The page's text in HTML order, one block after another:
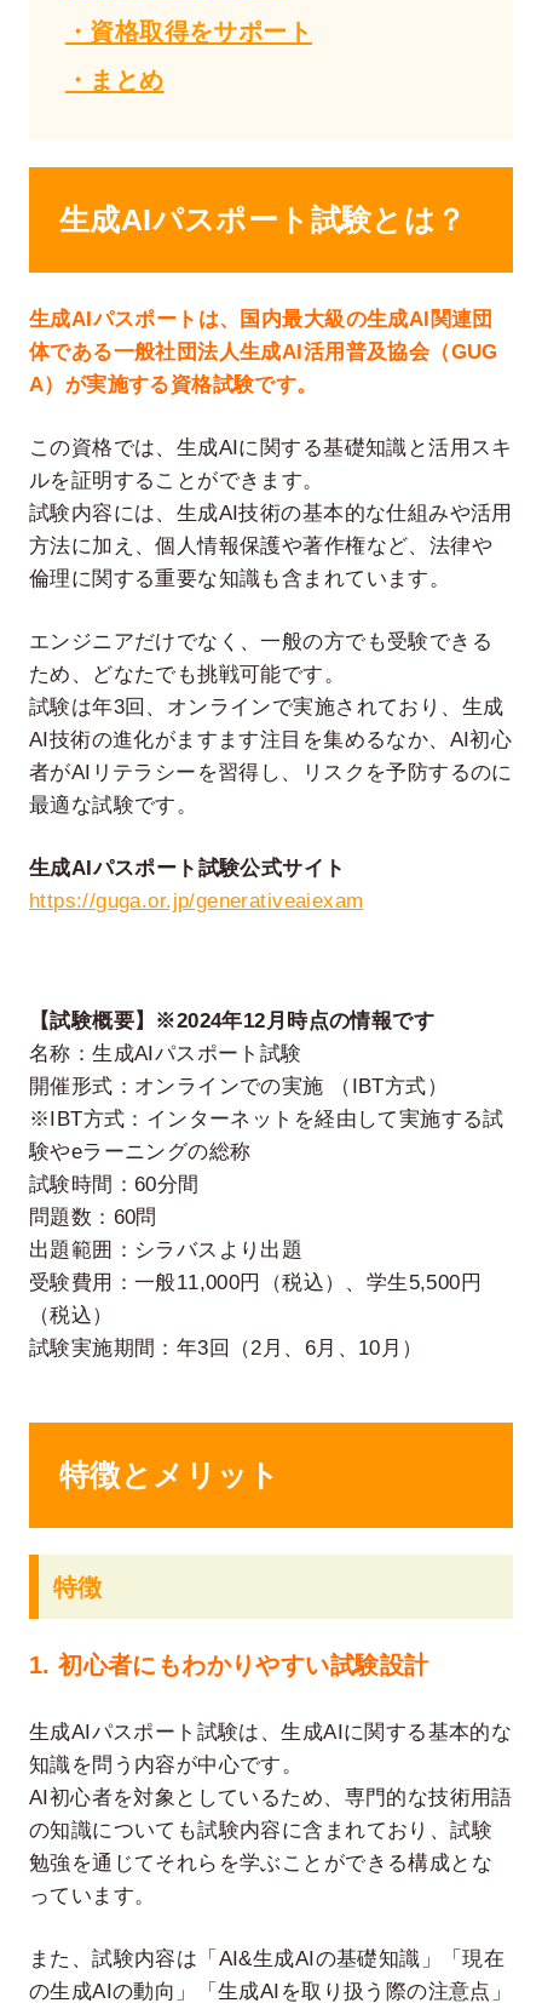
・資格取得をサポート
・まとめ
生成AIパスポート試験とは？
生成AIパスポートは、国内最大級の生成AI関連団
体である一般社団法人生成AI活用普及協会（GUG
A）が実施する資格試験です。
この資格では、生成AIに関する基礎知識と活用スキ
ルを証明することができます。
試験内容には、生成AI技術の基本的な仕組みや活用
方法に加え、個人情報保護や著作権など、法律や
倫理に関する重要な知識も含まれています。
エンジニアだけでなく、一般の方でも受験できる
ため、どなたでも挑戦可能です。
試験は年3回、オンラインで実施されており、生成
AI技術の進化がますます注目を集めるなか、AI初心
者がAIリテラシーを習得し、リスクを予防するのに
最適な試験です。
生成AIパスポート試験公式サイト
https://guga.or.jp/generativeaiexam
【試験概要】※2024年12月時点の情報です
名称：生成AIパスポート試験
開催形式：オンラインでの実施 （IBT方式）
※IBT方式：インターネットを経由して実施する試
験やeラーニングの総称
試験時間：60分間
問題数：60問
出題範囲：シラバスより出題
受験費用：一般11,000円（税込）、学生5,500円
（税込）
試験実施期間：年3回（2月、6月、10月）
特徴とメリット
特徴
1. 初心者にもわかりやすい試験設計
生成AIパスポート試験は、生成AIに関する基本的な
知識を問う内容が中心です。
AI初心者を対象としているため、専門的な技術用語
の知識についても試験内容に含まれており、試験
勉強を通じてそれらを学ぶことができる構成とな
っています。
また、試験内容は「AI&生成AIの基礎知識」「現在
の生成AIの動向」「生成AIを取り扱う際の注意点」